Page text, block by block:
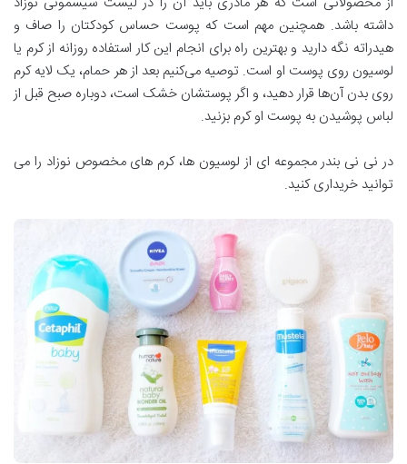
داشته باشد. همچنین مهم است که پوست حساس کودکتان را صاف و
هیدراته نگه دارید و بهترین راه برای انجام این کار استفاده روزانه از کرم یا
لوسیون روی پوست او است. توصیه می‌کنیم بعد از هر حمام، یک لایه کرم
روی بدن آن‌ها قرار دهید، و اگر پوستشان خشک است، دوباره صبح قبل از
لباس پوشیدن به پوست او کرم بزنید.
در نی نی بندر مجموعه ای از لوسیون ها، کرم های مخصوص نوزاد را می
توانید خریداری کنید.